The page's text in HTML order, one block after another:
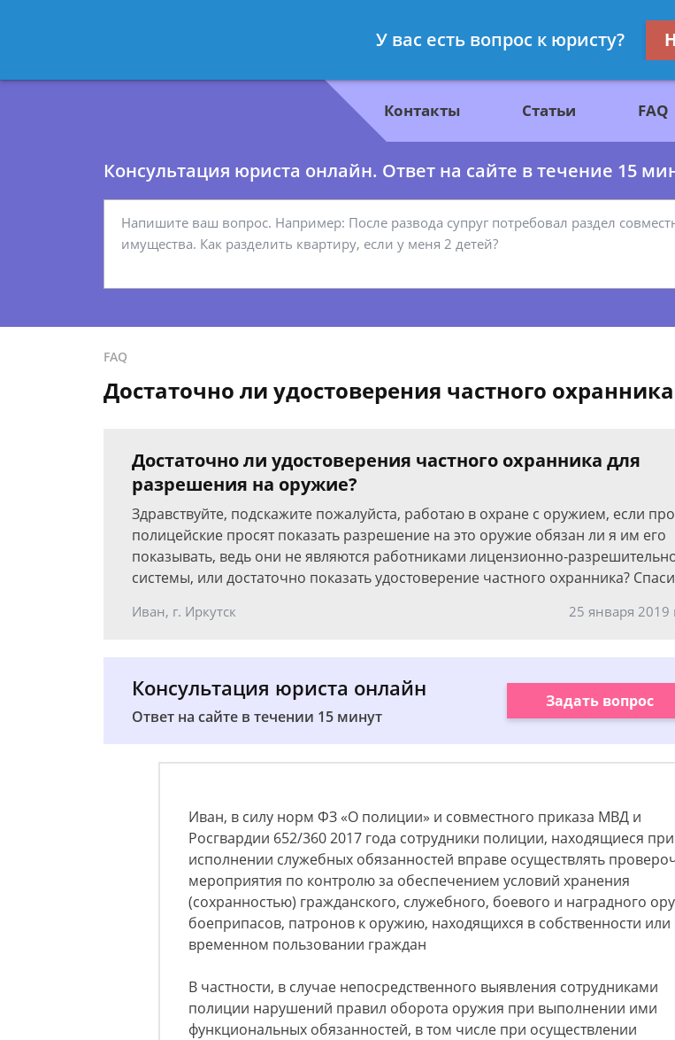
- Юрист по гражданскому праву
Контакты Статьи FAQ
Консультация юриста онлайн. Ответ на сайте в течение 15
FAQ
Достаточно ли удостоверения частного
Достаточно ли удостоверения частного охранника для
разрешения на оружие?
Здравствуйте, подскажите пожалуйста, работаю в охране с оружием, если
полицейские просят показать разрешение на это оружие обязан ли я им его
показывать, ведь они не являются работниками лицензионно-
системы, или достаточно показать удостоверение частного охранника?
Иван, г. Иркутск 25 января 2019
Консультация юриста онлайн
Ответ на сайте в течении 15 минут
Задать вопрос
Иван, в силу норм ФЗ «О полиции» и совместного приказа МВД и
Росгвардии 652/360 2017 года сотрудники полиции, находящиеся при
исполнении служебных обязанностей вправе осуществлять
мероприятия по контролю за обеспечением условий хранения
(сохранностью) гражданского, служебного, боевого и наградного
боеприпасов, патронов к оружию, находящихся в собственности или
временном пользовании граждан
В частности, в случае непосредственного выявления сотрудниками
полиции нарушений правил оборота оружия при выполнении ими
функциональных обязанностей, в том числе при осуществлении
У вас есть вопрос к юристу?